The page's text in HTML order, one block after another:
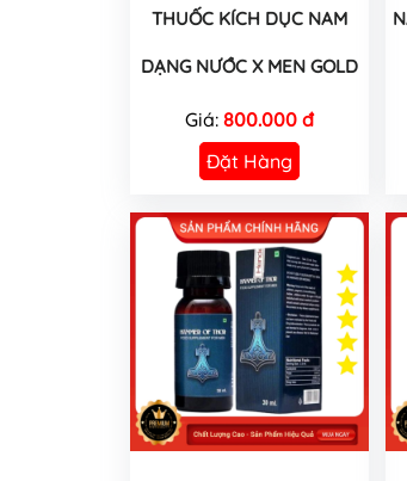
THUỐC KÍCH DỤC NAM
DẠNG NƯỚC X MEN GOLD
Giá: 800.000 đ
Đặt Hàng